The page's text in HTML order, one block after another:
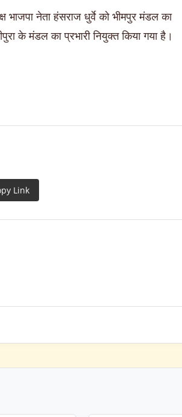
भाजपा नेता हंसराज धुर्वे को भीमपुर मंडल का
के मंडल का प्रभारी नियुक्त किया गया है।
Link